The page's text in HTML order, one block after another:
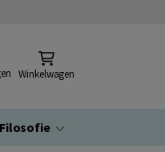
Winkelwagen